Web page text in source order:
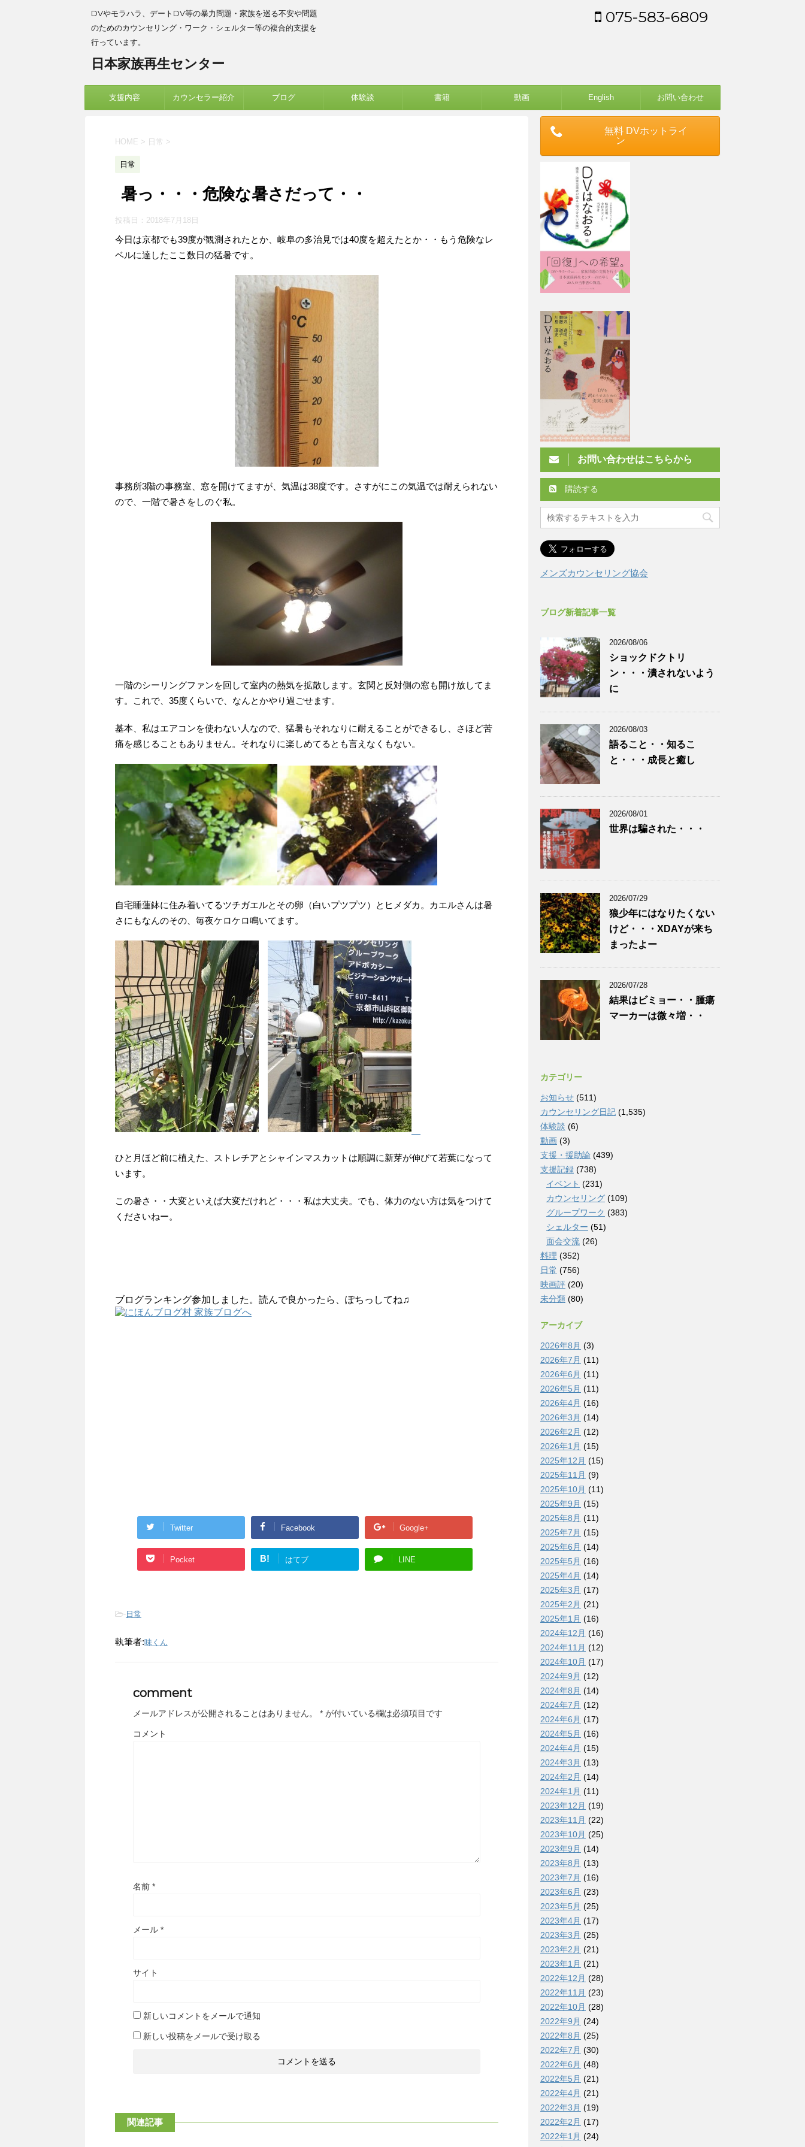
DVやモラハラ、デートDV等の暴力問題・家族を巡る不安や問題
のためのカウンセリング・ワーク・シェルター等の複合的支援を
行っています。
日本家族再生センター
075-583-6809
支援内容 カウンセラー紹介 ブログ 体験談 書籍 動画 English お問い合わせ
HOME > 日常 >
日常
暑っ・・・危険な暑さだって・・
投稿日： 2018年7月18日
今日は京都でも39度が観測されたとか、岐阜の多治見では40度を超えたとか・・もう危険なレ
ベルに達したここ数日の猛暑です。
事務所3階の事務室、窓を開けてますが、気温は38度です。さすがにこの気温では耐えられない
ので、一階で暑さをしのぐ私。
一階のシーリングファンを回して室内の熱気を拡散します。玄関と反対側の窓も開け放してま
す。これで、35度くらいで、なんとかやり過ごせます。
基本、私はエアコンを使わない人なので、猛暑もそれなりに耐えることができるし、さほど苦
痛を感じることもありません。それなりに楽しめてるとも言えなくもない。
自宅睡蓮鉢に住み着いてるツチガエルとその卵（白いプツプツ）とヒメダカ。カエルさんは暑
さにもなんのその、毎夜ケロケロ鳴いてます。
ひと月ほど前に植えた、ストレチアとシャインマスカットは順調に新芽が伸びて若葉になって
います。
この暑さ・・大変といえば大変だけれど・・・私は大丈夫。でも、体力のない方は気をつけて
くださいねー。
ブログランキング参加しました。読んで良かったら、ぽちっしてね♫
Twitter Facebook Google+
Pocket B! はてブ LINE
- 日常
執筆者:味くん
comment
メールアドレスが公開されることはありません。 * が付いている欄は必須項目です
コメント
名前 *
メール *
サイト
新しいコメントをメールで通知
新しい投稿をメールで受け取る
関連記事
無料 DVホットライ
ン
お問い合わせはこちらから
購読する
メンズカウンセリング協会
ブログ新着記事一覧
2026/08/06
ショックドクトリ
ン・・・潰されないよう
に
2026/08/03
語ること・・知るこ
と・・・成長と癒し
2026/08/01
世界は騙された・・・
2026/07/29
狼少年にはなりたくない
けど・・・XDAYが来ち
まったよー
2026/07/28
結果はビミョー・・腫瘍
マーカーは微々増・・
カテゴリー
お知らせ (511)
カウンセリング日記 (1,535)
体験談 (6)
動画 (3)
支援・援助論 (439)
支援記録 (738)
イベント (231)
カウンセリング (109)
グループワーク (383)
シェルター (51)
面会交流 (26)
料理 (352)
日常 (756)
映画評 (20)
未分類 (80)
アーカイブ
2026年8月 (3)
2026年7月 (11)
2026年6月 (11)
2026年5月 (11)
2026年4月 (16)
2026年3月 (14)
2026年2月 (12)
2026年1月 (15)
2025年12月 (15)
2025年11月 (9)
2025年10月 (11)
2025年9月 (15)
2025年8月 (11)
2025年7月 (15)
2025年6月 (14)
2025年5月 (16)
2025年4月 (14)
2025年3月 (17)
2025年2月 (21)
2025年1月 (16)
2024年12月 (16)
2024年11月 (12)
2024年10月 (17)
2024年9月 (12)
2024年8月 (14)
2024年7月 (12)
2024年6月 (17)
2024年5月 (16)
2024年4月 (15)
2024年3月 (13)
2024年2月 (14)
2024年1月 (11)
2023年12月 (19)
2023年11月 (22)
2023年10月 (25)
2023年9月 (14)
2023年8月 (13)
2023年7月 (16)
2023年6月 (23)
2023年5月 (25)
2023年4月 (17)
2023年3月 (25)
2023年2月 (21)
2023年1月 (21)
2022年12月 (28)
2022年11月 (23)
2022年10月 (28)
2022年9月 (24)
2022年8月 (25)
2022年7月 (30)
2022年6月 (48)
2022年5月 (21)
2022年4月 (21)
2022年3月 (19)
2022年2月 (17)
2022年1月 (24)